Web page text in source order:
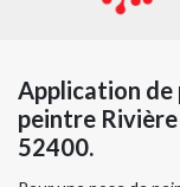
Application de
peintre
52400.